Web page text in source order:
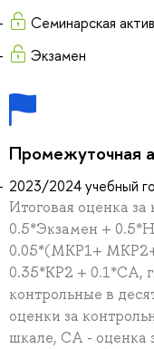
Семинарская
Экзамен
Промежуточная
2023/2024 учебный
Итоговая оценка
0.5*Экзамен +
0.05*(МКР1+
0.35*КР2 + 0.1*СА,
контрольные в
оценки за
шкале, СА - оценка